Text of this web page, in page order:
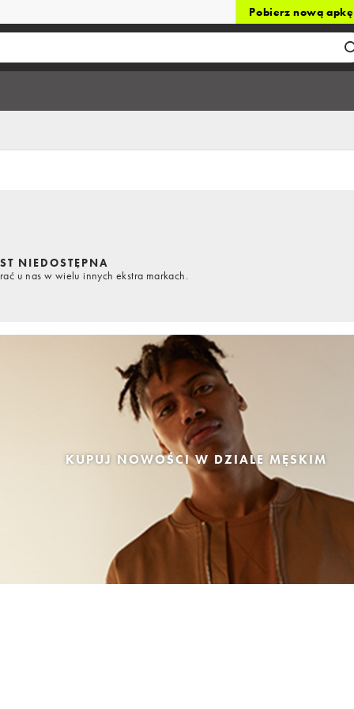
Pobierz nową apkę
NIEDOSTĘPNA
u nas w wielu innych ekstra markach.
KUPUJ NOWOŚCI W DZIALE MĘSKIM